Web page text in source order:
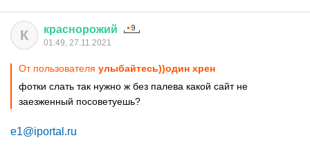
К краснорожий
01:49, 27.11.2021
От пользователя улыбайтесь))один хрен
фотки слать так нужно ж без палева какой сайт не
заезженный посоветуешь?
e1@iportal.ru